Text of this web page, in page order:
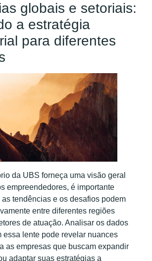
globais e setoriais:
a estratégia
para diferentes
da UBS forneça uma visão geral
empreendedores, é importante
tendências e os desafios podem
entre diferentes regiões
de atuação. Analisar os dados
essa lente pode revelar nuances
as empresas que buscam expandir
adaptar suas estratégias a